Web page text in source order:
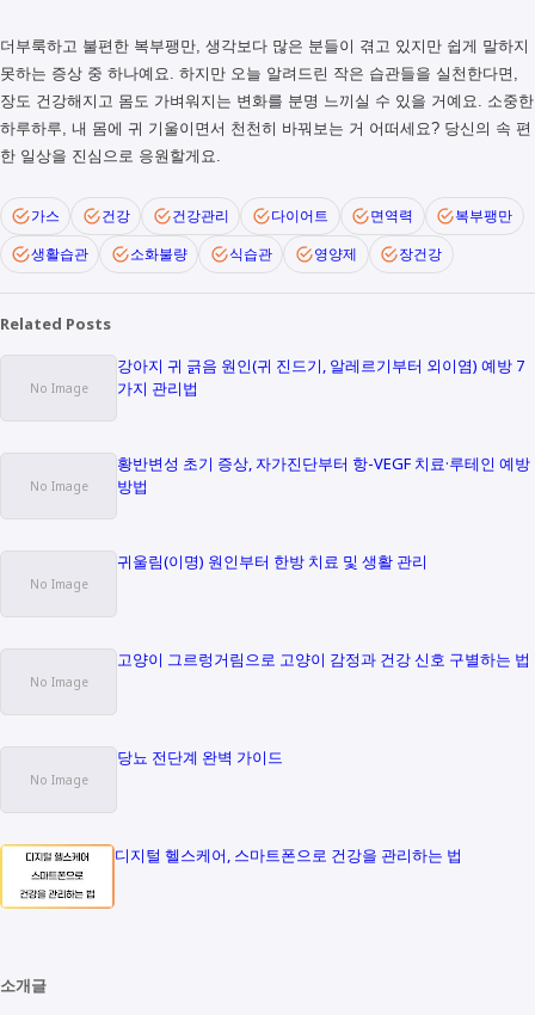
더부룩하고 불편한 복부팽만, 생각보다 많은 분들이 겪고 있지만 쉽게 말하지
못하는 증상 중 하나예요. 하지만 오늘 알려드린 작은 습관들을 실천한다면,
장도 건강해지고 몸도 가벼워지는 변화를 분명 느끼실 수 있을 거예요. 소중한
하루하루, 내 몸에 귀 기울이면서 천천히 바꿔보는 거 어떠세요? 당신의 속 편
한 일상을 진심으로 응원할게요.
가스 건강 건강관리 다이어트 면역력
복부팽만
생활습관
소화불량 식습관 영양제 장건강
Related Posts
강아지 귀 긁음 원인(귀 진드기, 알레르기부터 외이염) 예방 7
가지 관리법
황반변성 초기 증상, 자가진단부터 항-VEGF 치료·루테인 예방
방법
귀울림(이명) 원인부터 한방 치료 및 생활 관리
고양이 그르렁거림으로 고양이 감정과 건강 신호 구별하는 법
당뇨 전단계 완벽 가이드
디지털 헬스케어, 스마트폰으로 건강을 관리하는 법
소개글